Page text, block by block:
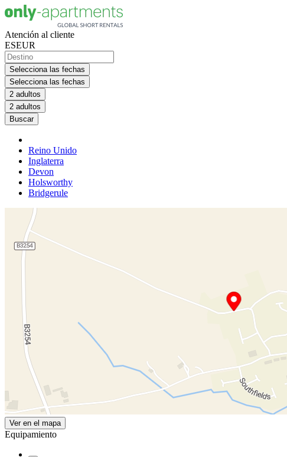
Atención al cliente
ESEUR
Selecciona las fechas
Selecciona las fechas
2 adultos
2 adultos
Buscar
Reino Unido
Inglaterra
Devon
Holsworthy
Bridgerule
Ver en el mapa
Equipamiento